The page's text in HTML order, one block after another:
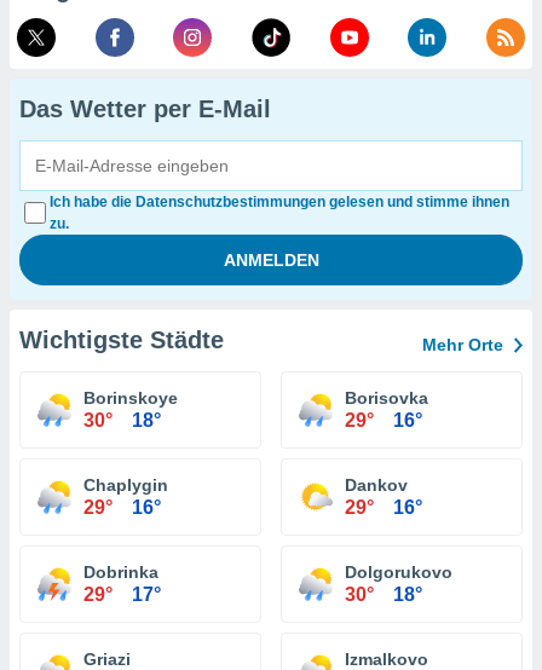
Das Wetter per E-Mail
Ich habe die Datenschutzbestimmungen gelesen und stimme ihnen
zu.
Wichtigste Städte Mehr Orte
Borinskoye
30° 18°
Borisovka
29° 16°
Chaplygin
29° 16°
Dankov
29° 16°
Dobrinka
29° 17°
Dolgorukovo
30° 18°
Griazi Izmalkovo